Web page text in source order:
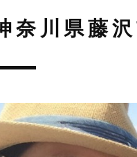
奈川県藤